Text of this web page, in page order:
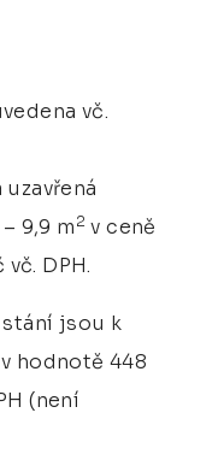
vč.
9,9 m 2 v ceně
DPH.
stání jsou k
hodnotě 448
(není